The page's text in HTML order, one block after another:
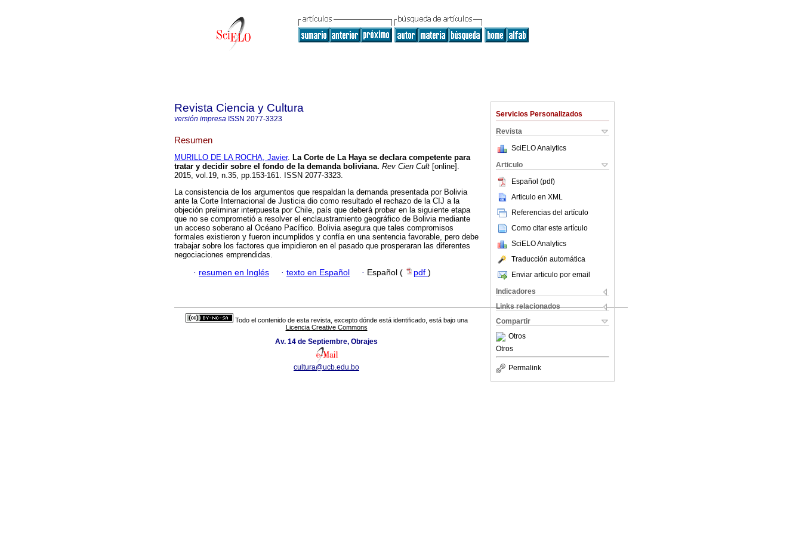
Servicios Personalizados
Revista
SciELO Analytics
Articulo
Español (pdf)
Articulo en XML
Referencias del artículo
Como citar este artículo
SciELO Analytics
Traducción automática
Enviar articulo por email
Indicadores
Links relacionados
Compartir
Otros
Otros
Permalink
Revista Ciencia y Cultura
versión impresa ISSN 2077-3323
Resumen
MURILLO DE LA ROCHA, Javier. La Corte de La Haya se declara competente para
tratar y decidir sobre el fondo de la demanda boliviana. Rev Cien Cult [online].
2015, vol.19, n.35, pp.153-161. ISSN 2077-3323.
La consistencia de los argumentos que respaldan la demanda presentada por Bolivia
ante la Corte Internacional de Justicia dio como resultado el rechazo de la CIJ a la
objeción preliminar interpuesta por Chile, país que deberá probar en la siguiente etapa
que no se comprometió a resolver el enclaustramiento geográfico de Bolivia mediante
un acceso soberano al Océano Pacífico. Bolivia asegura que tales compromisos
formales existieron y fueron incumplidos y confía en una sentencia favorable, pero debe
trabajar sobre los factores que impidieron en el pasado que prosperaran las diferentes
negociaciones emprendidas.
· resumen en Inglés · texto en Español · Español ( pdf )
Todo el contenido de esta revista, excepto dónde está identificado, está bajo una
Licencia Creative Commons
Av. 14 de Septiembre, Obrajes
cultura@ucb.edu.bo